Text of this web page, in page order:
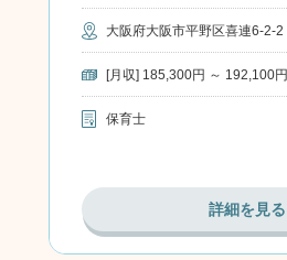
大阪府大阪市平野区喜連6-2-2
[月収] 185,300円 ～ 192,100円
保育士
詳細を見る